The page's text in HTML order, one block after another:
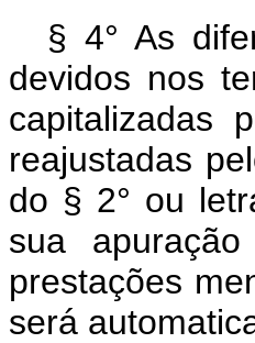
§ 4° As
devidos nos
capitalizadas
reajustadas
do § 2° ou
sua
prestações
será